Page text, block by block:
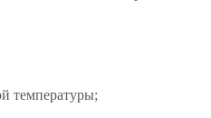
температуры;